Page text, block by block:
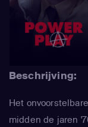
Beschrijving:
Het
midden de jaren